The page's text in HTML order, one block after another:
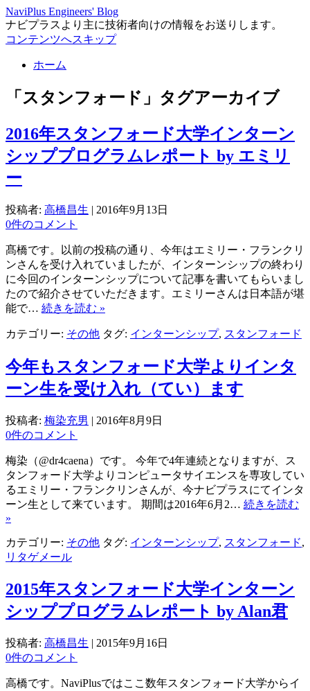
NaviPlus Engineers' Blog
ナビプラスより主に技術者向けの情報をお送りします。
コンテンツへスキップ
ホーム
「 スタンフォード 」タグアーカイブ
2016年スタンフォード大学インターン
シッププログラムレポート by エミリ
ー
投稿者: 高橋昌生 | 2016年9月13日
0件のコメント
髙橋です。以前の投稿の通り、今年はエミリー・フランクリ
ンさんを受け入れていましたが、インターンシップの終わり
に今回のインターンシップについて記事を書いてもらいまし
たので紹介させていただきます。エミリーさんは日本語が堪
能で… 続きを読む »
カテゴリー: その他 タグ: インターンシップ, スタンフォード
今年もスタンフォード大学よりインタ
ーン生を受け入れ（てい）ます
投稿者: 梅染充男 | 2016年8月9日
0件のコメント
梅染（@dr4caena）です。 今年で4年連続となりますが、ス
タンフォード大学よりコンピュータサイエンスを専攻してい
るエミリー・フランクリンさんが、今ナビプラスにてインタ
ーン生として来ています。 期間は2016年6月2… 続きを読む
»
カテゴリー: その他 タグ: インターンシップ, スタンフォード,
リタゲメール
2015年スタンフォード大学インターン
シッププログラムレポート by Alan君
投稿者: 高橋昌生 | 2015年9月16日
0件のコメント
高橋です。NaviPlusではここ数年スタンフォード大学からイ